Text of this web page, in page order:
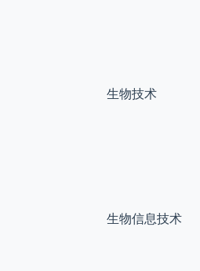
生物技术
生物信息技术